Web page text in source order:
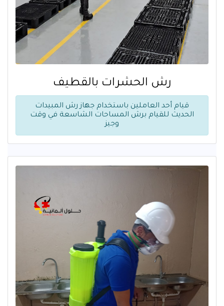
رش الحشرات بالقطيف
قيام أحد العاملين باستخدام جهاز رش المبيدات
الحديث للقيام برش المساحات الشاسعة في وقت
وجيز